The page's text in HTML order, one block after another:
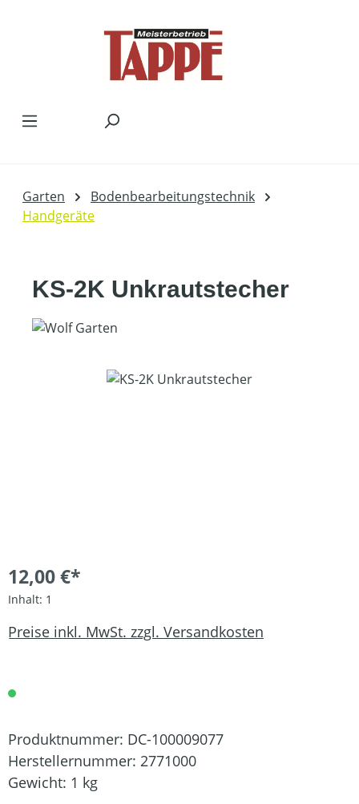
Garten
Bodenbearbeitungstechnik
Handgeräte
KS-2K Unkrautstecher
Bildergalerie überspringen
12,00 €*
Inhalt: 1
Preise inkl. MwSt. zzgl. Versandkosten
Produktnummer: DC-100009077
Herstellernummer: 2771000
Gewicht: 1 kg